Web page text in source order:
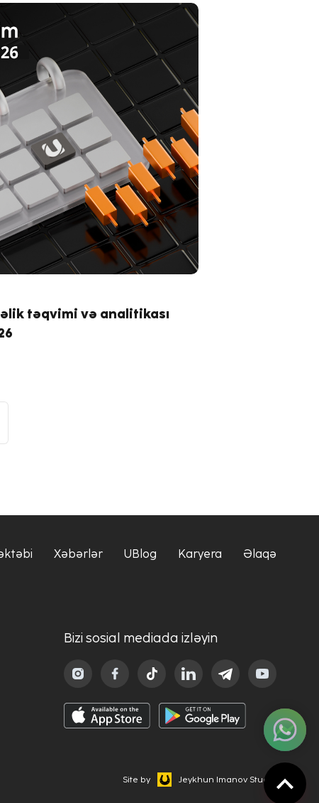
təqvimi və analitikası
Xəbərlər UBlog Karyera Əlaqə
Bizi sosial mediada izləyin
Site by Jeykhun Imanov Studio